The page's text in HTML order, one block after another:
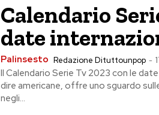
Calendario
date
Palinsesto Redazione Dituttounpop -
Il Calendario Serie Tv 2023 con le
dire americane, offre uno sguardo
negli...